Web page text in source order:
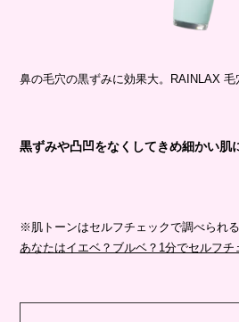
鼻の毛穴の黒ずみに効果大。RAINLAX
黒ずみや凸凹をなくしてきめ細かい
※肌トーンはセルフチェックで調べられる
あなたはイエベ？ブルベ？1分でセルフチ